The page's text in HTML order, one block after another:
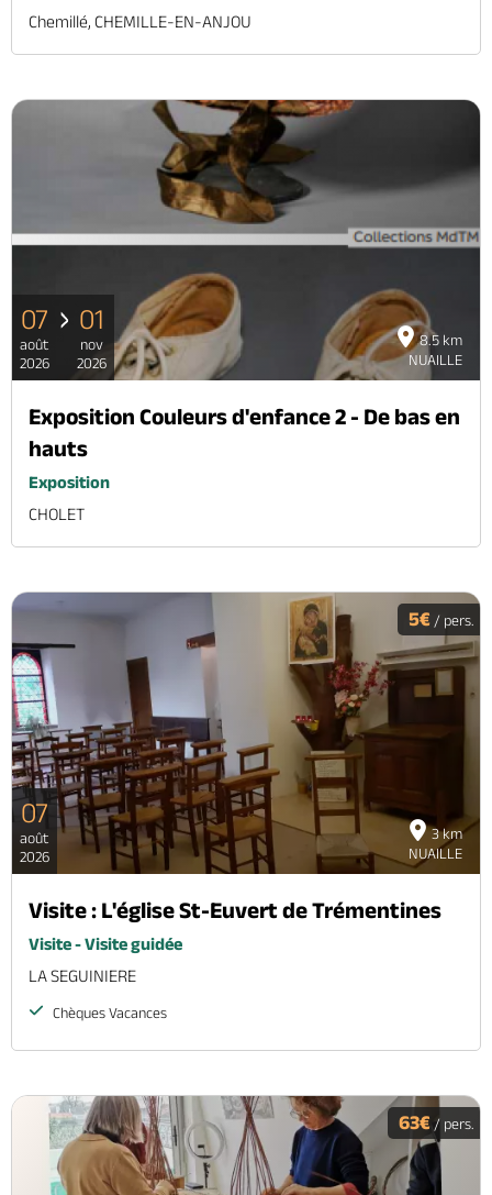
Chemillé, CHEMILLE-EN-ANJOU
8.5 km
NUAILLE
07
août
2026
01
nov
2026
Exposition Couleurs d'enfance 2 - De bas en
hauts
Exposition
CHOLET
3 km
NUAILLE
5€ / pers.
07
août
2026
Visite : L'église St-Euvert de Trémentines
Visite - Visite guidée
LA SEGUINIERE
Chèques Vacances
63€ / pers.